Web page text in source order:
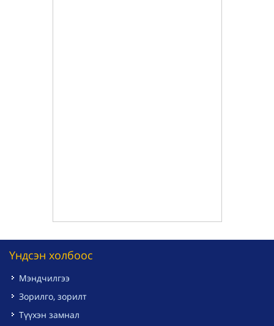
Үндсэн холбоос
Мэндчилгээ
Зорилго, зорилт
Түүхэн замнал